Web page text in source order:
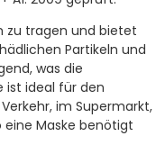
zu tragen und bietet
Partikeln und
was die
ist ideal für den
im Supermarkt,
Maske benötigt